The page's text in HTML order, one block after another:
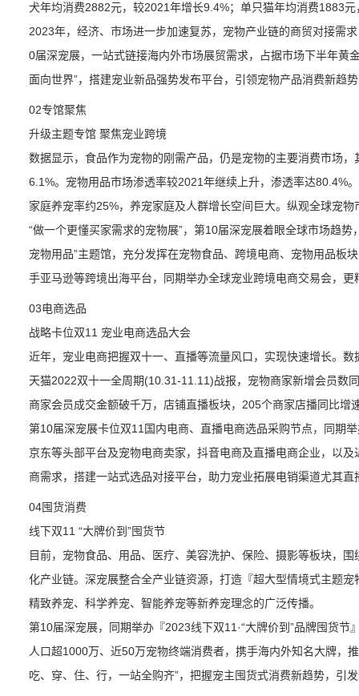
犬年均消费2882元，较2021年增长9.4%；单只猫年均消费1883
2023年，经济、市场进一步加速复苏，宠物产业链的商贸对接需
0届深宠展，一站式链接海内外市场展贸需求，占据市场下半年黄
面向世界”，搭建宠业新品强势发布平台，引领宠物产品消费新趋
02专馆聚焦
升级主题专馆 聚焦宠业跨境
数据显示，食品作为宠物的刚需产品，仍是宠物的主要消费市场
6.1%。宠物用品市场渗透率较2021年继续上升，渗透率达80.4%
家庭养宠率约25%，养宠家庭及人群增长空间巨大。纵观全球宠
“做一个更懂买家需求的宠物展”，第10届深宠展着眼全球市场趋
宠物用品”主题馆，充分发挥在宠物食品、跨境电商、宠物用品板
手亚马逊等跨境出海平台，同期举办全球宠业跨境电商交易会，
03电商选品
战略卡位双11 宠业电商选品大会
近年，宠业电商把握双十一、直播等流量风口，实现快速增长。
天猫2022双十一全周期(10.31-11.11)战报，宠物商家新增会员数
商家会员成交金额破千万，店铺直播板块，205个商家店播同比增
第10届深宠展卡位双11国内电商、直播电商选品采购节点，同期
京东等头部平台及宠物电商卖家，抖音电商及直播电商企业，以
商需求，搭建一站式选品对接平台，助力宠业拓展电销渠道尤其
04囤货消费
线下双11 “大牌价到”囤货节
目前，宠物食品、用品、医疗、美容洗护、保险、摄影等板块，
化产业链。深宠展整合全产业链资源，打造『超大型情境式主题
精致养宠、科学养宠、智能养宠等新养宠理念的广泛传播。
第10届深宠展，同期举办『2023线下双11·“大牌价到”品牌囤货
人口超1000万、近50万宠物终端消费者，携手海内外知名大牌，
吃、穿、住、行，一站全购齐”，把握宠主囤货式消费新趋势，引